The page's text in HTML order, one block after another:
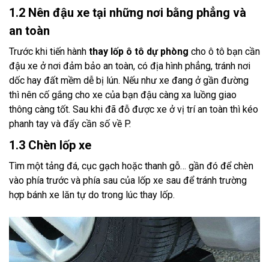
1.2 Nên đậu xe tại những nơi bằng phẳng và
an toàn
Trước khi tiến hành thay lốp ô tô dự phòng cho ô tô bạn cần
đậu xe ở nơi đảm bảo an toàn, có địa hình phẳng, tránh nơi
dốc hay đất mềm dễ bị lún. Nếu như xe đang ở gần đường
thì nên cố gắng cho xe của bạn đậu càng xa luồng giao
thông càng tốt. Sau khi đã đỗ được xe ở vị trí an toàn thì kéo
phanh tay và đẩy cần số về P.
1.3 Chèn lốp xe
Tìm một tảng đá, cục gạch hoặc thanh gỗ… gần đó để chèn
vào phía trước và phía sau của lốp xe sau để tránh trường
hợp bánh xe lăn tự do trong lúc thay lốp.